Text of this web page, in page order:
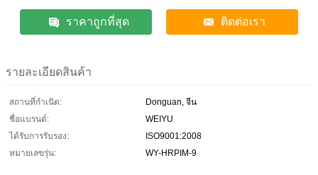
ราคาถูกที่สุด ติดต่อเรา
รายละเอียดสินค้า
สถานที่กำเนิด:
Donguan, จีน
ชื่อแบรนด์:
WEIYU
ได้รับการรับรอง:
ISO9001:2008
หมายเลขรุ่น:
WY-HRPIM-9